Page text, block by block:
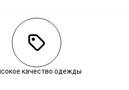
качество одежды